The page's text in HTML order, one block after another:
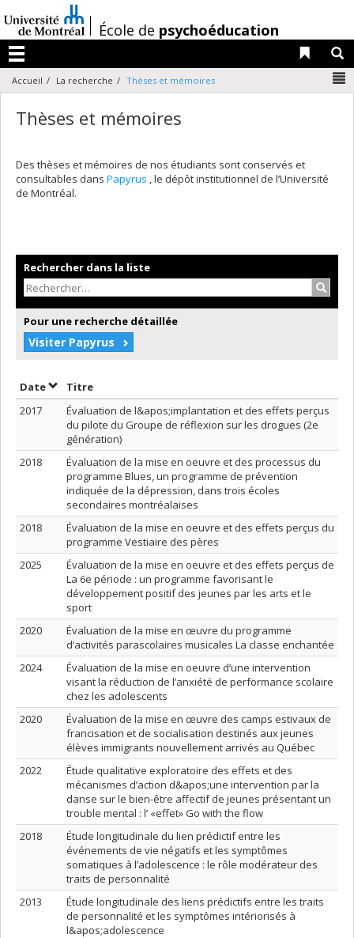
au
contenu
/École de psychoéducation
Menu
Liens
Accueil La recherche Thèses et mémoires
Thèses et mémoires
Des thèses et mémoires de nos étudiants sont conservés et
consultables dans Papyrus , le dépôt institutionnel de l’Université
de Montréal.
Rechercher dans la liste
Pour une recherche détaillée
Visiter Papyrus
DateTrier par date en ordre décroissant
Titre
2017
Évaluation de l&apos;implantation et des effets perçus
du pilote du Groupe de réflexion sur les drogues (2e
génération)
2018
Évaluation de la mise en oeuvre et des processus du
programme Blues, un programme de prévention
indiquée de la dépression, dans trois écoles
secondaires montréalaises
2018
Évaluation de la mise en oeuvre et des effets perçus du
programme Vestiaire des pères
2025
Évaluation de la mise en oeuvre et des effets perçus de
La 6e période : un programme favorisant le
développement positif des jeunes par les arts et le
sport
2020
Évaluation de la mise en œuvre du programme
d’activités parascolaires musicales La classe enchantée
2024
Évaluation de la mise en oeuvre d’une intervention
visant la réduction de l’anxiété de performance scolaire
chez les adolescents
2020
Évaluation de la mise en œuvre des camps estivaux de
francisation et de socialisation destinés aux jeunes
élèves immigrants nouvellement arrivés au Québec
2022
Étude qualitative exploratoire des effets et des
mécanismes d’action d&apos;une intervention par la
danse sur le bien-être affectif de jeunes présentant un
trouble mental : l’ «effet» Go with the flow
2018
Étude longitudinale du lien prédictif entre les
événements de vie négatifs et les symptômes
somatiques à l’adolescence : le rôle modérateur des
traits de personnalité
2013
Étude longitudinale des liens prédictifs entre les traits
de personnalité et les symptômes intériorisés à
l&apos;adolescence